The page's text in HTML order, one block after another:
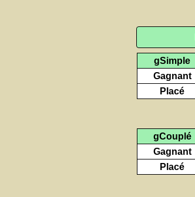
gSimple
Gagnant
Placé
gCouplé
Gagnant
Placé